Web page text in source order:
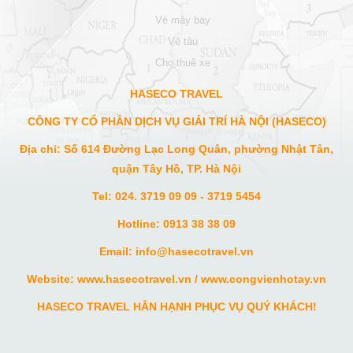
vé máy bay
vé tàu
cho thuê xe
HASECO TRAVEL
CÔNG TY CỔ PHẦN DỊCH VỤ GIẢI TRÍ HÀ NỘI (HASECO)
Địa chỉ: Số 614 Đường Lạc Long Quân, phường Nhật Tân,
quận Tây Hồ, TP. Hà Nội
Tel: 024. 3719 09 09 - 3719 5454
Hotline: 0913 38 38 09
Email: info@hasecotravel.vn
Website: www.hasecotravel.vn / www.congvienhotay.vn
HASECO TRAVEL HÂN HẠNH PHỤC VỤ QUÝ KHÁCH!